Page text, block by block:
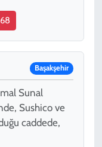
Başakşehir
Sunal
Sushico ve
caddede,